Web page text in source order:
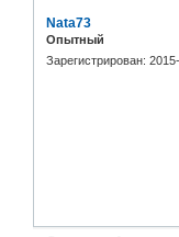
Nata73
Опытный
Зарегистрирован: